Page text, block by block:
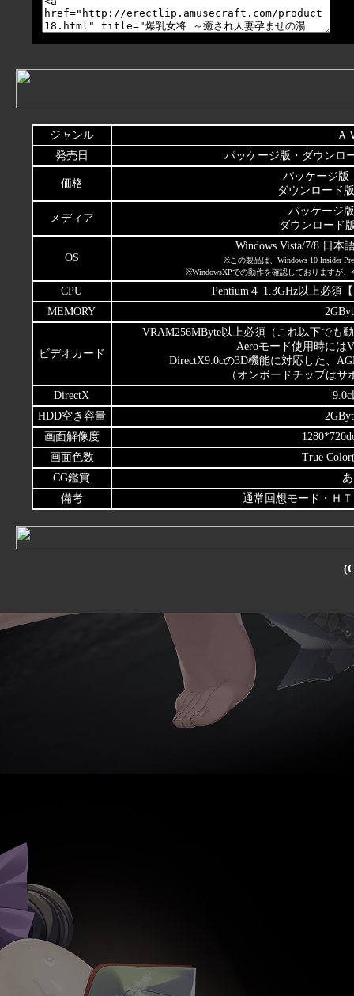
ジャンル
Ａ
発売日
パッケージ版・ダウンロ
価格
パッケージ版
ダウンロード
メディア
パッケージ
ダウンロード
OS
Windows Vista/7/8 日本
※この製品は、Windows 10 Insider
※WindowsXPでの動作を確認しておりますが
CPU
Pentium４ 1.3GHz以上必須
MEMORY
ビデオカード
VRAM256MByte以上必須（これ以下でも
Aeroモード使用時には
DirectX9.0cの3D機能に対応した、
（オンボードチップはサ
DirectX
9.0c
HDD空き容量
画面解像度
画面色数
True
CG鑑賞
あ
備考
通常回想モード・Ｈ